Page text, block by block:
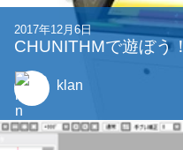
2017年12月6日
CHUNITHMで遊ぼう！
klan